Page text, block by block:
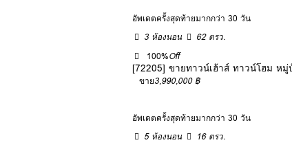
อัพเดตครั้งสุดท้ายมากกว่า 30 วัน
3 ห้องนอน
62 ตรว.
100%Off
[72205] ขายทาวน์เฮ้าส์ ทาวน์โฮม ห
ขาย3,990,000 ฿
อัพเดตครั้งสุดท้ายมากกว่า 30 วัน
5 ห้องนอน
16 ตรว.